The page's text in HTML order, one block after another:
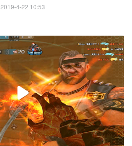
2019-4-22 10:53